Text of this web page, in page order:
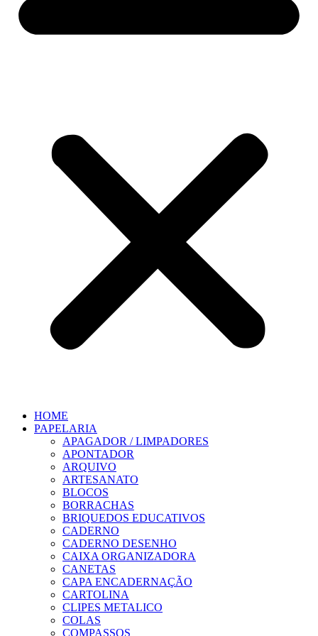
HOME
PAPELARIA
APAGADOR / LIMPADORES
APONTADOR
ARQUIVO
ARTESANATO
BLOCOS
BORRACHAS
BRIQUEDOS EDUCATIVOS
CADERNO
CADERNO DESENHO
CAIXA ORGANIZADORA
CANETAS
CAPA ENCADERNAÇÃO
CARTOLINA
CLIPES METALICO
COLAS
COMPASSOS